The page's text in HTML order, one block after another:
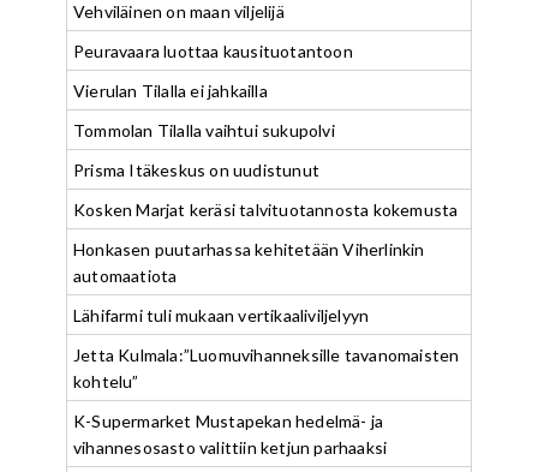
Vehviläinen on maan viljelijä
Peuravaara luottaa kausituotantoon
Vierulan Tilalla ei jahkailla
Tommolan Tilalla vaihtui sukupolvi
Prisma Itäkeskus on uudistunut
Kosken Marjat keräsi talvituotannosta kokemusta
Honkasen puutarhassa kehitetään Viherlinkin
automaatiota
Lähifarmi tuli mukaan vertikaaliviljelyyn
Jetta Kulmala:”Luomuvihanneksille tavanomaisten
kohtelu”
K-Supermarket Mustapekan hedelmä- ja
vihannesosasto valittiin ketjun parhaaksi